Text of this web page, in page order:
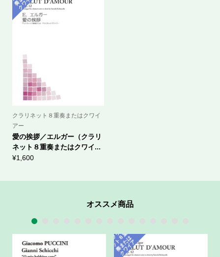
ー
クラリネット８重奏またはクワイ
アー
愛の挨拶／エルガー（クラリ
ネット８重奏またはクワイ...
¥1,600
オススメ商品
ク
ラ
リ
ネ
ッ
ト
８
重
奏
ま
た
は
ク
ワ
イ
ア
ー
1